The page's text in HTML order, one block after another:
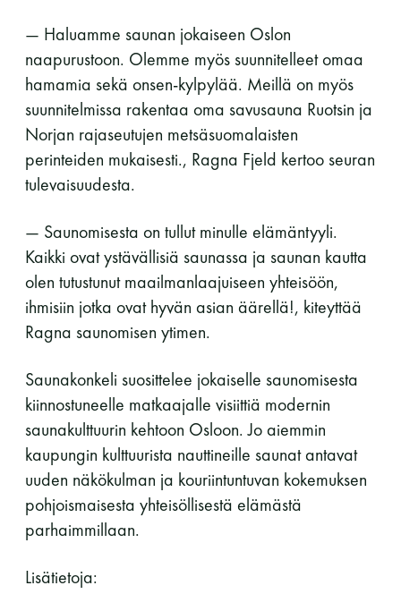
— Haluamme saunan jokaiseen Oslon
naapurustoon. Olemme myös suunnitelleet omaa
hamamia sekä onsen-kylpylää. Meillä on myös
suunnitelmissa rakentaa oma savusauna Ruotsin ja
Norjan rajaseutujen metsäsuomalaisten
perinteiden mukaisesti., Ragna Fjeld kertoo seuran
tulevaisuudesta.
— Saunomisesta on tullut minulle elämäntyyli.
Kaikki ovat ystävällisiä saunassa ja saunan kautta
olen tutustunut maailmanlaajuiseen yhteisöön,
ihmisiin jotka ovat hyvän asian äärellä!, kiteyttää
Ragna saunomisen ytimen.
Saunakonkeli suosittelee jokaiselle saunomisesta
kiinnostuneelle matkaajalle visiittiä modernin
saunakulttuurin kehtoon Osloon. Jo aiemmin
kaupungin kulttuurista nauttineille saunat antavat
uuden näkökulman ja kouriintuntuvan kokemuksen
pohjoismaisesta yhteisöllisestä elämästä
parhaimmillaan.
Lisätietoja: